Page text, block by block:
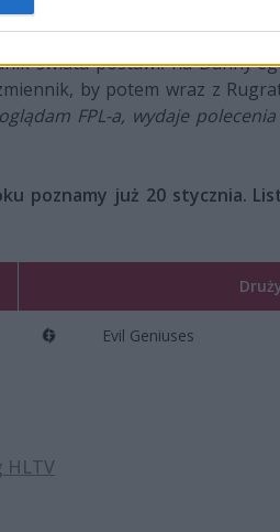
HLTV o wytypowanie
świata postawił na
by potem wraz z
FPL-a, wydaje
poznamy już 20 stycznia.
Evil Geniuses
HLTV